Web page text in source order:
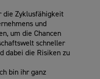
die Zyklusfähigkeit
und
um die Chancen
schneller
dabei die Risiken zu
bin ihr ganz